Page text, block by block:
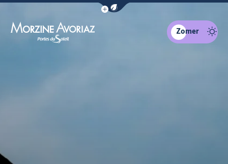
Navigatiebalk eco-modus
Zomer